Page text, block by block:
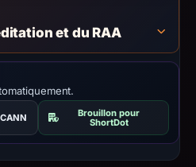
et du RAA
Brouillon pour
ShortDot